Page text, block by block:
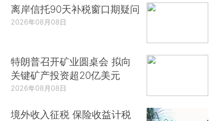
离岸信托90天补税窗口期疑问
2026年08月08日
特朗普召开矿业圆桌会 拟向
关键矿产投资超20亿美元
2026年08月08日
境外收入征税 保险收益计税